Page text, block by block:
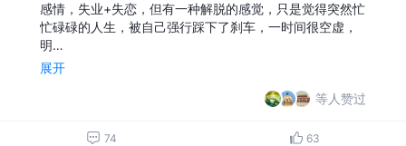
感情，失业+失恋，但有一种解脱的感觉，只是觉得突然忙
忙碌碌的人生，被自己强行踩下了刹车，一时间很空虚，
明…
展开
等人赞过
74 63